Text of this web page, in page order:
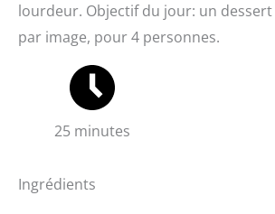
lourdeur. Objectif du jour: un dessert
par image, pour 4 personnes.
25 minutes
Ingrédients